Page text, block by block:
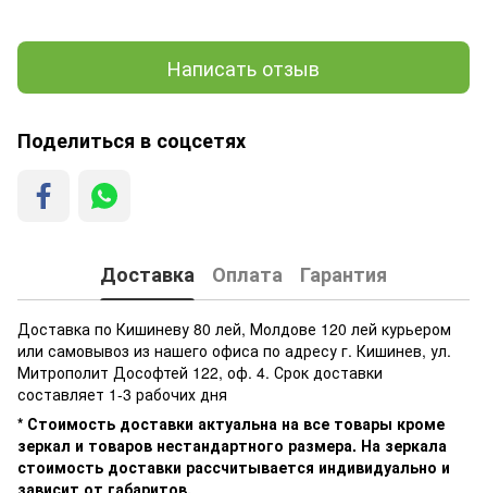
Написать отзыв
Поделиться в соцсетях
Доставка Оплата Гарантия
Доставка по Кишиневу 80 лей, Молдове 120 лей курьером
или самовывоз из нашего офиса по адресу г. Кишинев, ул.
Митрополит Дософтей 122, оф. 4. Срок доставки
составляет 1-3 рабочих дня
* Стоимость доставки актуальна на все товары кроме
зеркал и товаров нестандартного размера. На зеркала
стоимость доставки рассчитывается индивидуально и